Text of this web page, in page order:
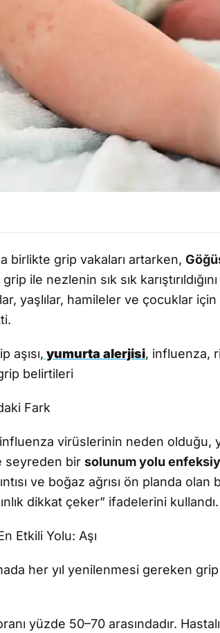
birlikte grip vakaları artarken,
grip ile nezlenin sık sık
yaşlılar, hamileler ve çocuklar
aşısı, yumurta alerjisi, influenza,
belirtileri
Fark
influenza virüslerinin neden olduğu,
seyreden bir solunum yolu
ve boğaz ağrısı ön planda olan
dikkat çeker” ifadelerini kullandı.
Etkili Yolu: Aşı
her yıl yenilenmesi gereken grip
yüzde 50–70 arasındadır.